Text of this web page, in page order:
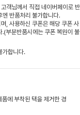
객님께서 직접 네이버페이로 반
엔 반품처리 불가합니다.
, 사용하신 쿠폰은 해당 쿠폰 사
부분반품시에는 쿠폰 복원이 불
가합니다.
에 부착된 택을 제거한 경